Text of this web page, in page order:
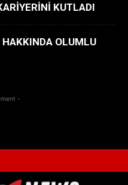
KUTLADI
OLUMLU
-